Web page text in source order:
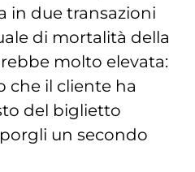
in due transazioni
di mortalità della
molto elevata:
che il cliente ha
del biglietto
un secondo